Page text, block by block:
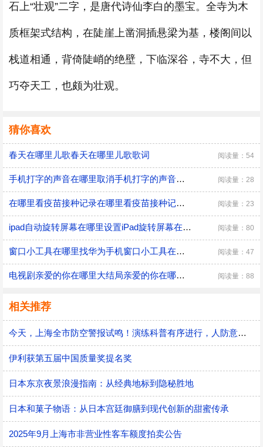
石上“壮观”二字，是唐代诗仙李白的墨宝。全寺为木
质框架式结构，在陡崖上凿洞插悬梁为基，楼阁间以
栈道相通，背倚陡峭的绝壁，下临深谷，寺不大，但
巧夺天工，也颇为壮观。
猜你喜欢
春天在哪里儿歌春天在哪里儿歌歌词 阅读量：54
手机打字的声音在哪里取消手机打字的声音在哪里关 阅读量：28
在哪里看疫苗接种记录在哪里看疫苗接种记录位置 阅读量：23
ipad自动旋转屏幕在哪里设置iPad旋转屏幕在哪里设置 阅读量：80
窗口小工具在哪里找华为手机窗口小工具在哪里找 阅读量：47
电视剧亲爱的你在哪里大结局亲爱的你在哪里结局介绍 阅读量：88
相关推荐
今天，上海全市防空警报试鸣！演练科普有序进行，人防意识“声入人心”
伊利获第五届中国质量奖提名奖
日本东京夜景浪漫指南：从经典地标到隐秘胜地
日本和菓子物语：从日本宫廷御膳到现代创新的甜蜜传承
2025年9月上海市非营业性客车额度拍卖公告